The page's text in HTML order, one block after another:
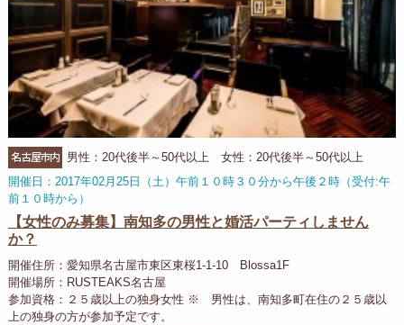
名古屋市内
男性：20代後半～50代以上 女性：20代後半～50代以上
開催日：2017年02月25日（土）午前１０時３０分から午後２時（受付:午
前１０時から）
【女性のみ募集】南知多の男性と婚活パーティしません
か？
開催住所：愛知県名古屋市東区東桜1-1-10 Blossa1F
開催場所：RUSTEAKS名古屋
参加資格：２５歳以上の独身女性 ※ 男性は、南知多町在住の２５歳以
上の独身の方が参加予定です。